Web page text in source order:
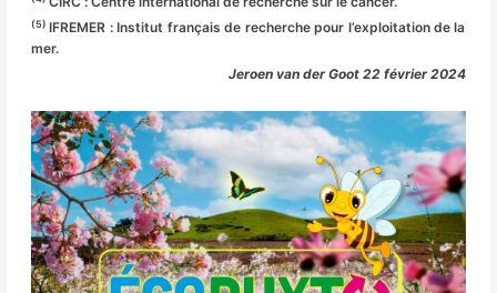
(5)IFREMER : Institut français de recherche pour l’exploitation de la
mer.
Jeroen van der Goot 22 février 2024